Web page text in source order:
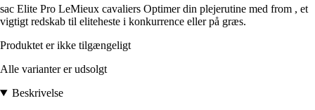
sac Elite Pro LeMieux cavaliers Optimer din plejerutine med from , et
vigtigt redskab til eliteheste i konkurrence eller på græs.
Produktet er ikke tilgængeligt
Alle varianter er udsolgt
Beskrivelse